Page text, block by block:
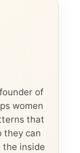
of
women
that
they can
the inside